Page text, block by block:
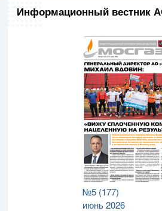
Информационный вестник
№5 (177)
июнь 2026